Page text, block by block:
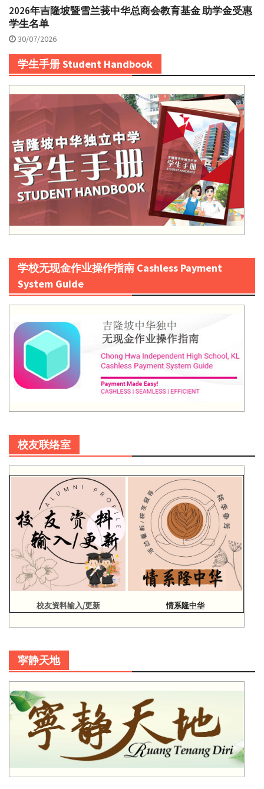
2026年吉隆坡暨雪兰莪中华总商会教育基金 助学金受惠
学生名单
30/07/2026
学生手册 Student Handbook
学校无现金作业操作指南 Cashless Payment
System Guide
校友联络室
校友资料输入/更新 情系隆中华
寜静天地